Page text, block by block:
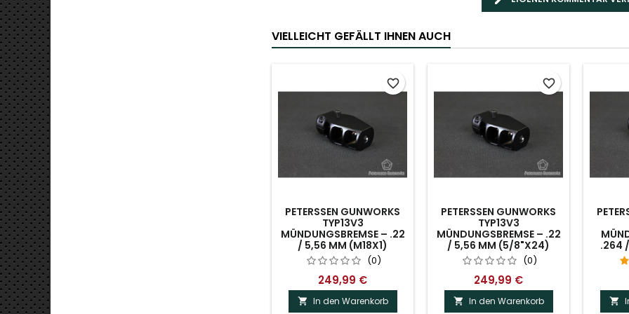
VIELLEICHT GEFÄLLT IHNEN AUCH
PETERSSEN GUNWORKS
TYP13V3
MÜNDUNGSBREMSE – .22
/ 5,56 MM (M18X1)
(0)
249,99 €
 In den Warenkorb
favorite_border
PETERSSEN GUNWORKS
TYP13V3
MÜNDUNGSBREMSE – .22
/ 5,56 MM (5/8"X24)
(0)
249,99 €
 In den Warenkorb
favorite_border
.264
